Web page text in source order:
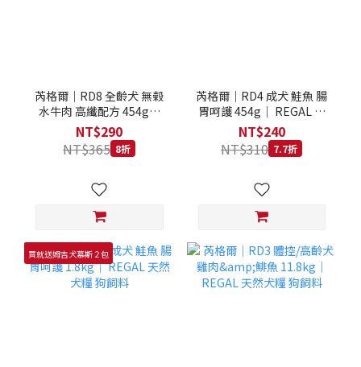
芮格爾｜RD8 全齡犬 無榖
水牛肉 高纖配方 454g｜
REGAL 天然犬糧 狗飼料
NT$290
NT$365 8折
芮格爾｜RD4 成犬 鮭魚 腸
胃呵護 454g｜ REGAL 天
然犬糧 狗飼料
NT$240
NT$310 7.7折
買就送姆吉犬慕斯２包